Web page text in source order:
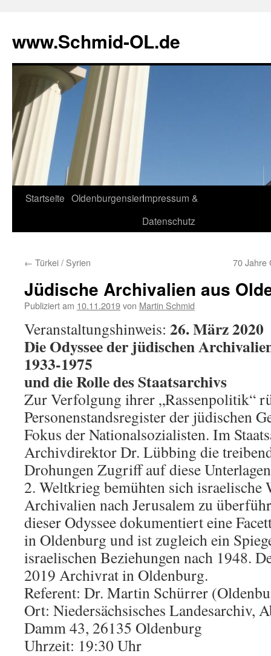
www.Schmid-OL.de
Zum
Startseite OldenburgensienImpressum &
Datenschutz
← Türkei / Syrien 70 Jahre
Jüdische Archivalien aus
Publiziert am 10.11.2019von Martin Schmid
Veranstaltungshinweis: 26. März 2020
Die Odyssee der jüdischen
1933-1975
und die Rolle des Staatsarchivs
Zur Verfolgung ihrer „Rassenpolitik“
Personenstandsregister der jüdischen
Fokus der Nationalsozialisten. Im
Archivdirektor Dr. Lübbing die
Drohungen Zugriff auf diese
2. Weltkrieg bemühten sich israelische
Archivalien nach Jerusalem zu
dieser Odyssee dokumentiert eine
in Oldenburg und ist zugleich ein
israelischen Beziehungen nach 1948.
2019 Archivrat in Oldenburg.
Referent: Dr. Martin Schürrer
Ort: Niedersächsisches Landesarchiv,
Damm 43, 26135 Oldenburg
Uhrzeit: 19:30 Uhr